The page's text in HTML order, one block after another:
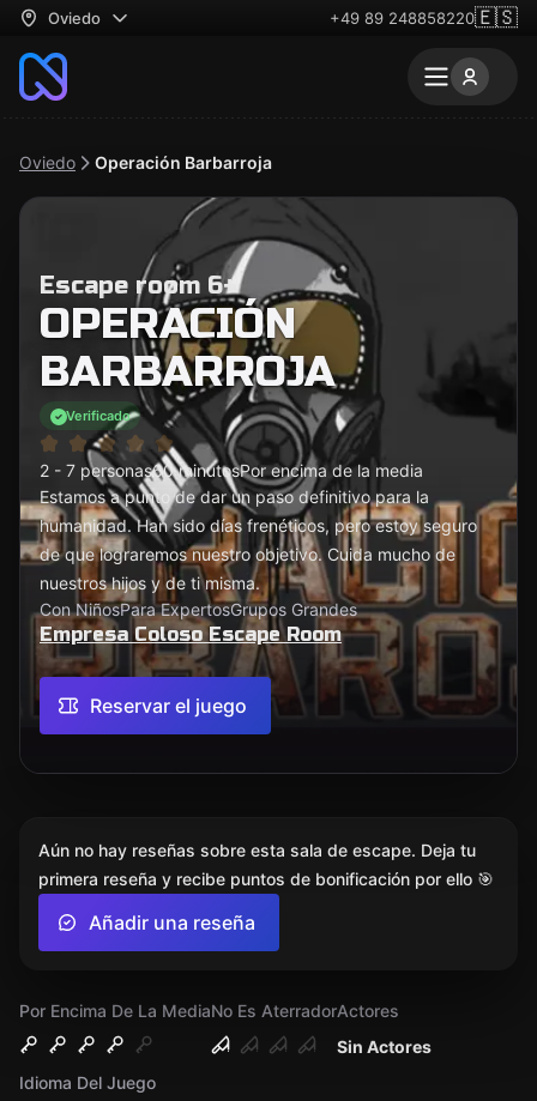
Oviedo +49 89 248858220🇪🇸
Oviedo Operación Barbarroja
Escape room 6+
OPERACIÓN
BARBARROJA
Verificado
2 - 7 personas60 minutosPor encima de la media
Estamos a punto de dar un paso definitivo para la
humanidad. Han sido días frenéticos, pero estoy seguro
de que lograremos nuestro objetivo. Cuida mucho de
nuestros hijos y de ti misma.
Con NiñosPara ExpertosGrupos Grandes
Empresa Coloso Escape Room
Reservar el juego
Por Encima De La MediaNo Es Aterrador
Sin Actores
Actores
Idioma Del Juego
Aún no hay reseñas sobre esta sala de escape. Deja tu
primera reseña y recibe puntos de bonificación por ello 🎯
Añadir una reseña